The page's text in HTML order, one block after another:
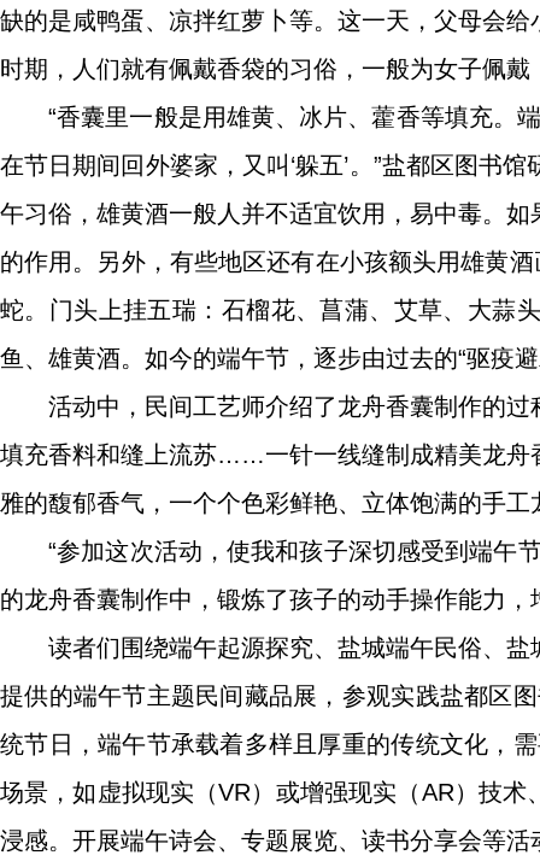
缺的是咸鸭蛋、凉拌红萝卜等。这一天，父母会
时期，人们就有佩戴香袋的习俗，一般为女子佩
“香囊里一般是用雄黄、冰片、藿香等填充。
在节日期间回外婆家，又叫‘躲五’。”盐都区图书
午习俗，雄黄酒一般人并不适宜饮用，易中毒。
的作用。另外，有些地区还有在小孩额头用雄黄
蛇。门头上挂五瑞：石榴花、菖蒲、艾草、大蒜
鱼、雄黄酒。如今的端午节，逐步由过去的“驱疫
活动中，民间工艺师介绍了龙舟香囊制作的
填充香料和缝上流苏……一针一线缝制成精美龙舟
雅的馥郁香气，一个个色彩鲜艳、立体饱满的手
“参加这次活动，使我和孩子深切感受到端午
的龙舟香囊制作中，锻炼了孩子的动手操作能力
读者们围绕端午起源探究、盐城端午民俗、
提供的端午节主题民间藏品展，参观实践盐都区
统节日，端午节承载着多样且厚重的传统文化，
场景，如虚拟现实（VR）或增强现实（AR）技
浸感。开展端午诗会、专题展览、读书分享会等